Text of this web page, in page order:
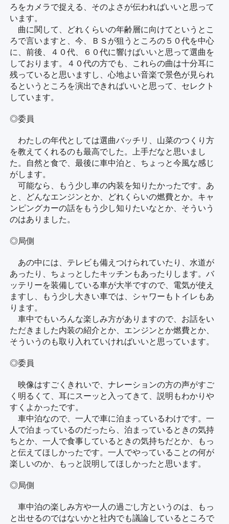
ろをカメラで捉える、そのよさが伝わればいいと思って
います。
曲に関して、どれくらいの年齢層に向けてというとこ
ろで言いますと、今、ＢＳが狙うところの５０代を中心
に、前後、４０代、６０代に響けばいいと思って選曲を
しております。４０代の方でも、これらの曲は十分耳に
残っていると思いますし、心地よい音楽で景色が見られ
るというところを演出できればいいと思って、セレクト
しています。
◎委員
わたしの年代としては選曲バッチリ、山菜のつくり方
を教えてくれるのも最高でした。上手だなと思いまし
た。自然と食で、最後に車中泊と、ちょっと今風な感じ
がします。
可能なら、もう少し車の内装を知りたかったです。あ
と、どんなエンジンとか、どれくらいの燃費とか。キャ
ンピングカーの話をもう少し知りたいなとか、そういう
のはありました。
◎局側
あの中には、テレビも備えつけられていたり、水道が
あったり、ちょっとしたキッチンもあったりします。バ
ッテリーを装備している車が大半ですので、電気が使え
ますし、もう少し大きい車では、シャワーもトイレもあ
ります。
車中でもいろんな楽しみ方がありますので、お話をい
ただきました内装の紹介とか、エンジンとか燃費とか、
そういうのも取り入れていければいいと思っています。
◎委員
映像はすごくきれいで、ナレーションの方の声がすご
く明るくて、耳にスーッと入ってきて、説明もわかりや
すくよかったです。
車中泊なので、一人で車に泊まっているわけです。一
人で泊まっているのだったら、泊まっているときの気持
ちとか、一人で食事しているときの気持ちだとか、もっ
と伝えてほしかったです。一人でやっていることの何が
楽しいのか、もっと説明してほしかったと思います。
◎局側
車中泊の楽しみ方や一人の過ごし方というのは、もっ
と出せるのではないかと社内でも議論しているところで